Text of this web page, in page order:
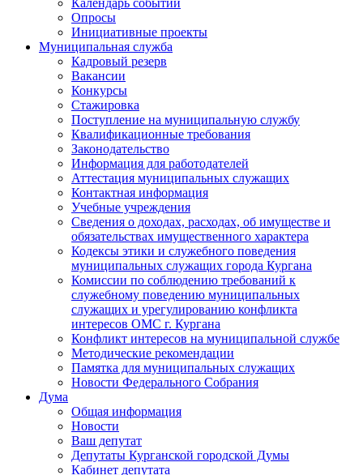
Календарь событий
Опросы
Инициативные проекты
Муниципальная служба
Кадровый резерв
Вакансии
Конкурсы
Стажировка
Поступление на муниципальную службу
Квалификационные требования
Законодательство
Информация для работодателей
Аттестация муниципальных служащих
Контактная информация
Учебные учреждения
Сведения о доходах, расходах, об имуществе и
обязательствах имущественного характера
Кодексы этики и служебного поведения
муниципальных служащих города Кургана
Комиссии по соблюдению требований к
служебному поведению муниципальных
служащих и урегулированию конфликта
интересов ОМС г. Кургана
Конфликт интересов на муниципальной службе
Методические рекомендации
Памятка для муниципальных служащих
Новости Федерального Cобрания
Дума
Общая информация
Новости
Ваш депутат
Депутаты Курганской городской Думы
Кабинет депутата